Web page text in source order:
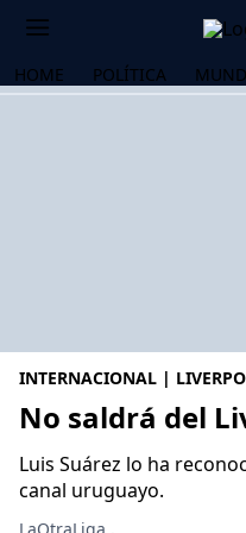
HOME POLÍTICA
INTERNACIONAL |
No saldrá del
Luis Suárez lo ha
canal uruguayo.